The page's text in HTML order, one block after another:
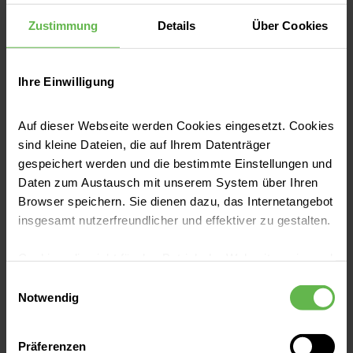
Zustimmung Details Über Cookies
Ihre Einwilligung
Auf dieser Webseite werden Cookies eingesetzt. Cookies
sind kleine Dateien, die auf Ihrem Datenträger
gespeichert werden und die bestimmte Einstellungen und
Daten zum Austausch mit unserem System über Ihren
Browser speichern. Sie dienen dazu, das Internetangebot
insgesamt nutzerfreundlicher und effektiver zu gestalten.
eingesetzt werden.
Es steht Ihnen frei, unsere Seite mit nur den notwendigen
Notwendig
Präferenzen
Sport & Bewegung
Erste Hilfe bei Badeunfällen mit
Toben im Wasser ist toll, aber auch gefährlich.
Ertrinken ist noch immer die zweithäufigste
unfallbedingte Todesursache bei Kindern. Wir